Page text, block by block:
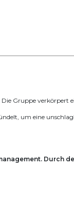
Gruppe verkörpert
um eine
Durch